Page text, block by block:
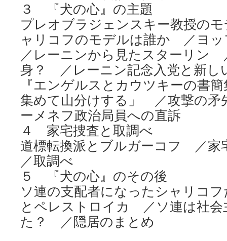
３ 『犬の心』の主題
プレオブラジェンスキー教授の
ャリコフのモデルは誰か ／ヨ
／レーニンから見たスターリン
身？ ／レーニン記念入党と新
『エンゲルスとカウツキーの書
集めて山分けする」 ／攻撃の
ーメネフ政治局員への直訴
４ 家宅捜査と取調べ
道標転換派とブルガーコフ ／
／取調べ
５ 『犬の心』のその後
ソ連の支配者になったシャリコ
とペレストロイカ ／ソ連は社会
た？ ／隠居のまとめ